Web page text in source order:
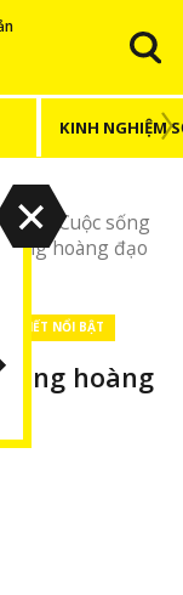
KINH NGHIỆM
/ Cuộc sống
cung hoàng đạo
BÀI VIẾT NỔI BẬT
cung hoàng